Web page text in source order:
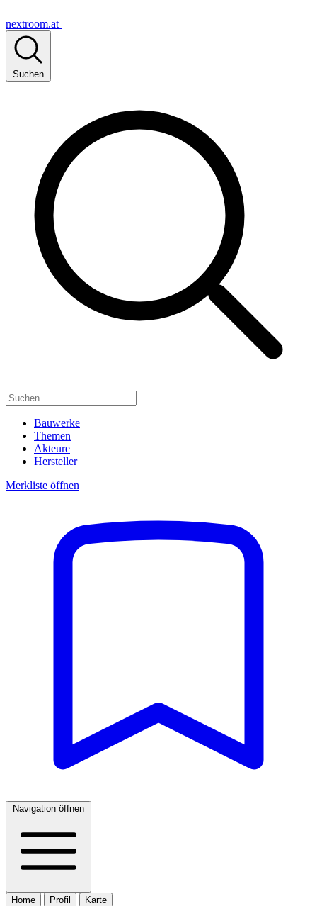
nextroom.at
Suchen
Bauwerke
Themen
Akteure
Hersteller
Merkliste öffnen
Navigation öffnen
Home Profil Karte